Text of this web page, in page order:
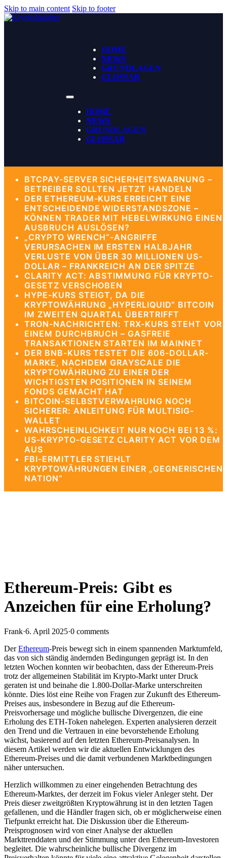
Skip to main content Skip to footer
HOME
NEWS
GRUNDLAGEN
GLOSSAR
HOME
NEWS
GRUNDLAGEN
GLOSSAR
BTCPAY-SERVER SICHERHEITSWARNUNG –
BETREIBER SOLLTEN JETZT HANDELN
DER ETHEREUM-KURS ERREICHT EINE
ENTSCHEIDENDE WIDERSTANDSZONE –
KÖNNEN TRADER MIT HEBELWIRKUNG EINEN
AUSBRUCH AUSLÖSEN?
„CRYPTO WRENCH“-ANGRIFFE
VERURSACHEN IM ERSTEN HALBJAHR
VERLUSTE VON ÜBER 30 MILLIONEN US-
DOLLAR – FRANKREICH AN DER SPITZE
CLARITY ACT: ABSTIMMUNG FÜR KRYPTO-
GESETZ VERSCHOBEN
HYPE-KURS STEIGT, DA DIE
KRYPTOWÄHRUNG „HYPERLIQUID“ BITCOIN
IM ZWEITEN QUARTAL ÜBERTRIFFT
TRON-NACHRICHTEN: TRX-KURS STEHT VOR
EINEM DURCHBRUCH – GASFREIE
TRANSAKTIONEN STARTEN IM MAINNET
DER BNB-KURS TESTET DIE 606-DOLLAR-
MARKE, NACHDEM GRAYSCALE DIE
KRYPTOWÄHRUNG ZU EINER DER
WICHTIGSTEN POSITIONEN IN SEINEM
FONDS GEMACHT HAT
BITCOIN-SELBSTVERWAHRUNG NOCH
SICHERER: ANLEITUNG FÜR MULTISIG-
WALLET
WAHRSCHEINLICHKEIT NUR NOCH BEI 13 %:
US-KRYPTO-GESETZ CLARITY ACT VOR DEM
AUS
FBI-ERMITTLER STIEHLT
KRYPTOWÄHRUNGEN EINER „GEGNERISCHEN
NATION“
Ethereum-Preis: Gibt es
Anzeichen für eine Erholung?
Frank·6. April 2025·0 comments
DerEthereum-Preis bewegt sich in einem spannenden Marktumfeld,
das von sich ständig ändernden Bedingungen geprägt ist. In den
letzten Wochen konnten wir beobachten, dass der Ethereum-Preis
trotz der allgemeinen Stabilität im Krypto-Markt unter Druck
geraten ist und beinahe die 1.800-Dollar-Marke unterschreiten
könnte. Dies löst eine Reihe von Fragen zur Zukunft des Ethereum-
Preises aus, insbesondere in Bezug auf die Ethereum-
Preisvorhersage und mögliche bullische Divergenzen, die eine
Erholung des ETH-Token nahelegen. Experten analysieren derzeit
den Trend und die Vertrauen in eine bevorstehende Erholung
wächst, basierend auf den letzten Ethereum-Preisanalysen. In
diesem Artikel werden wir die aktuellen Entwicklungen des
Ethereum-Preises und die damit verbundenen Marktbedingungen
näher untersuchen.
Herzlich willkommen zu einer eingehenden Betrachtung des
Ethereum-Marktes, der derzeit im Fokus vieler Anleger steht. Der
Preis dieser zweitgrößten Kryptowährung ist in den letzten Tagen
gefallenen, und die Händler fragen sich, ob er möglicherweise einen
Tiefpunkt erreicht hat. Die Diskussion über die Ethereum-
Preisprognosen wird von einer Analyse der aktuellen
Markttrenddaten und der Stimmung unter den Ethereum-Investoren
begleitet. Die wahrscheinliche bullische Divergenz im